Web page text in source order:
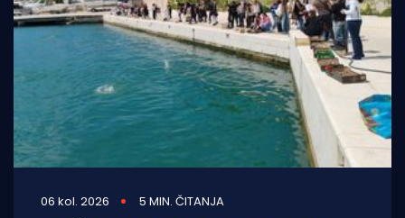
06 kol. 2026 5 MIN. ČITANJA